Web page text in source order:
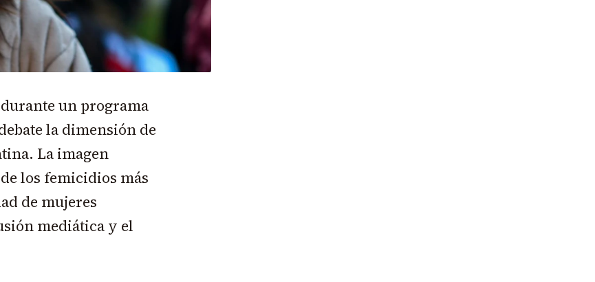
un programa
la dimensión de
La imagen
los femicidios más
de mujeres
mediática y el